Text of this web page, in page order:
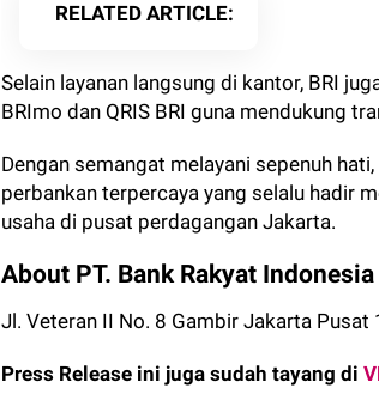
RELATED ARTICLE
Selain layanan langsung di kantor, BRI
BRImo dan QRIS BRI guna mendukung
Dengan semangat melayani sepenuh
perbankan terpercaya yang selalu hadir
usaha di pusat perdagangan Jakarta.
About PT. Bank Rakyat
Jl. Veteran II No. 8 Gambir Jakarta Pusat
Press Release ini juga sudah tayang di